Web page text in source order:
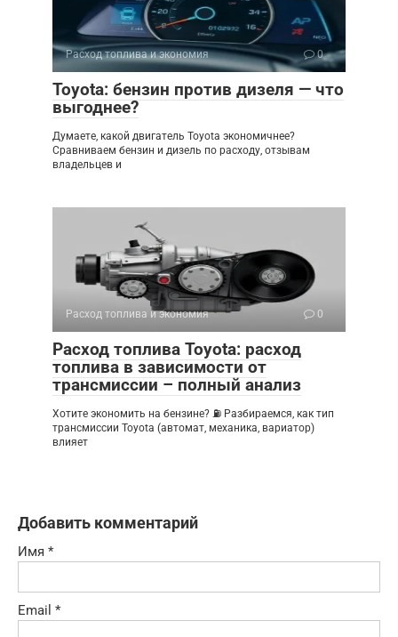
Расход топлива и экономия 0
Toyota: бензин против дизеля — что
выгоднее?
Думаете, какой двигатель Toyota экономичнее?
Сравниваем бензин и дизель по расходу, отзывам
владельцев и
Расход топлива и экономия 0
Расход топлива Toyota: расход
топлива в зависимости от
трансмиссии – полный анализ
Хотите экономить на бензине? ⛽ Разбираемся, как тип
трансмиссии Toyota (автомат, механика, вариатор)
влияет
Добавить комментарий
Имя *
Email *